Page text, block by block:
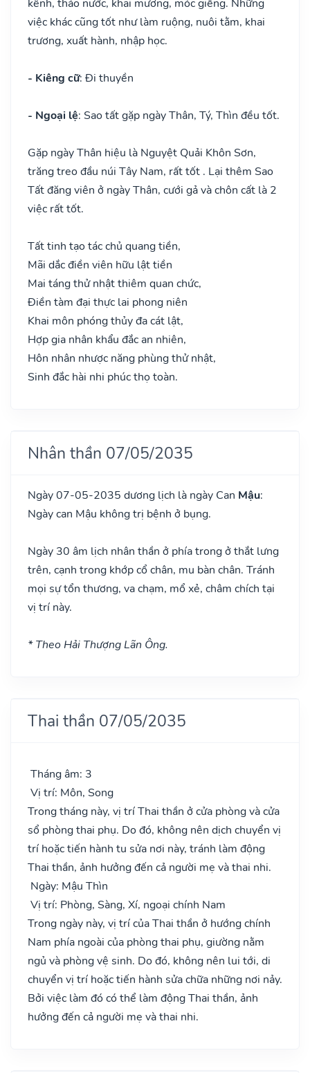
kênh, tháo nước, khai mương, móc giếng. Những
việc khác cũng tốt như làm ruộng, nuôi tằm, khai
trương, xuất hành, nhập học.
- Kiêng cữ: Đi thuyền
- Ngoại lệ: Sao tất gặp ngày Thân, Tý, Thìn đều tốt.
Gặp ngày Thân hiệu là Nguyệt Quải Khôn Sơn,
trăng treo đầu núi Tây Nam, rất tốt . Lại thêm Sao
Tất đăng viên ở ngày Thân, cưới gả và chôn cất là 2
việc rất tốt.
Tất tinh tạo tác chủ quang tiền,
Mãi dắc điền viên hữu lật tiền
Mai táng thử nhật thiêm quan chức,
Điền tàm đại thực lai phong niên
Khai môn phóng thủy đa cát lật,
Hợp gia nhân khẩu đắc an nhiên,
Hôn nhân nhược năng phùng thử nhật,
Sinh đắc hài nhi phúc thọ toàn.
Nhân thần 07/05/2035
Ngày 07-05-2035 dương lịch là ngày Can Mậu:
Ngày can Mậu không trị bệnh ở bụng.
Ngày 30 âm lịch nhân thần ở phía trong ở thắt lưng
trên, cạnh trong khớp cổ chân, mu bàn chân. Tránh
mọi sự tổn thương, va chạm, mổ xẻ, châm chích tại
vị trí này.
* Theo Hải Thượng Lãn Ông.
Thai thần 07/05/2035
Tháng âm: 3
Vị trí: Môn, Song
Trong tháng này, vị trí Thai thần ở cửa phòng và cửa
sổ phòng thai phụ. Do đó, không nên dịch chuyển vị
trí hoặc tiến hành tu sửa nơi này, tránh làm động
Thai thần, ảnh hưởng đến cả người mẹ và thai nhi.
Ngày: Mậu Thìn
Vị trí: Phòng, Sàng, Xí, ngoại chính Nam
Trong ngày này, vị trí của Thai thần ở hướng chính
Nam phía ngoài của phòng thai phụ, giường nằm
ngủ và phòng vệ sinh. Do đó, không nên lui tới, di
chuyển vị trí hoặc tiến hành sửa chữa những nơi nảy.
Bởi việc làm đó có thể làm động Thai thần, ảnh
hưởng đến cả người mẹ và thai nhi.